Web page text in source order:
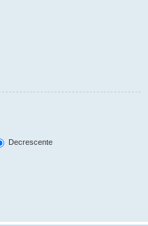
Decrescente